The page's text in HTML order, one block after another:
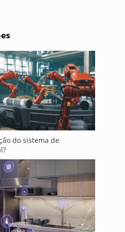
do sistema de